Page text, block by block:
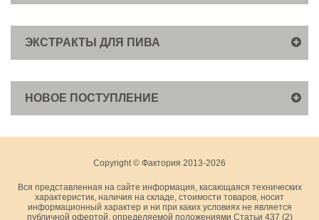
ЭКСТРАКТЫ ДЛЯ ПИВА
НОВОЕ ПОСТУПЛЕНИЕ
Copyright © Фактория 2013-2026
Вся представленная на сайте информация, касающаяся технических
характеристик, наличия на складе, стоимости товаров, носит
информационный характер и ни при каких условиях не является
публичной офертой, определяемой положениями Статьи 437 (2)